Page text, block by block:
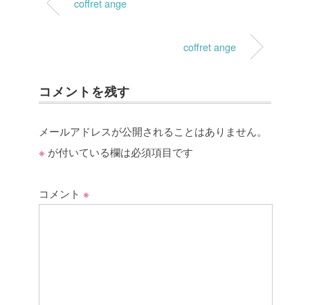
coffret ange
coffret ange
コメントを残す
メールアドレスが公開されることはありません。
※ が付いている欄は必須項目です
コメント ※